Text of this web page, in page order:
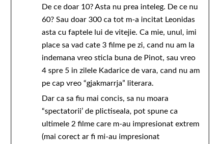
De ce doar 10? Asta nu prea inteleg. De ce nu
60? Sau doar 300 ca tot m-a incitat Leonidas
asta cu faptele lui de vitejie. Ca mie, unul, imi
place sa vad cate 3 filme pe zi, cand nu am la
indemana vreo sticla buna de Pinot, sau vreo
4 spre 5 in zilele Kadarice de vara, cand nu am
pe cap vreo “gjakmarrja” literara.
Dar ca sa fiu mai concis, sa nu moara
“spectatorii’ de plictiseala, pot spune ca
ultimele 2 filme care m-au impresionat extrem
(mai corect ar fi mi-au impresionat